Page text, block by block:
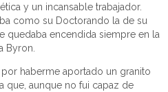
y un incansable trabajador.
como su Doctorando la de su
quedaba encendida siempre en la
Byron.
haberme aportado un granito
que, aunque no fui capaz de